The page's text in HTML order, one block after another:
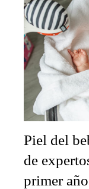
Piel del
de
primer año